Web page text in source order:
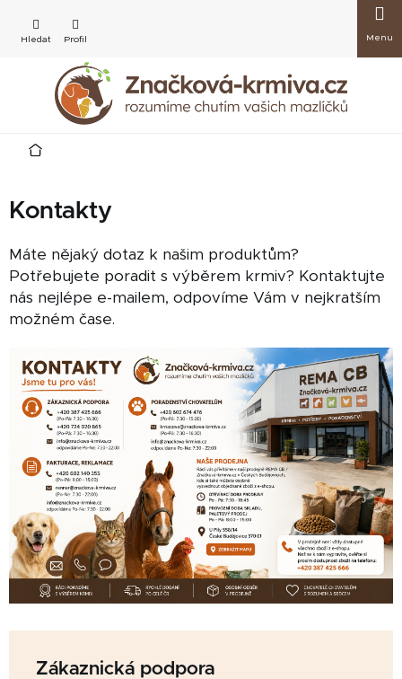
obsah
košík
Kontakty
Máte nějaký dotaz k našim produktům?
Potřebujete poradit s výběrem krmiv? Kontaktujte
nás nejlépe e-mailem, odpovíme Vám v nejkratším
možném čase.
Zákaznická podpora